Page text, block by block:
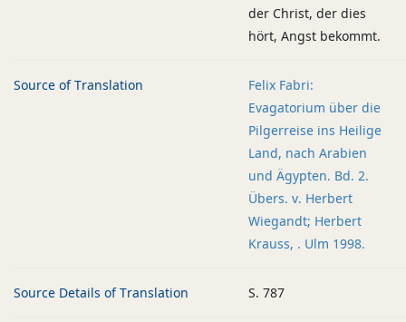
der Christ, der dies
hört, Angst bekommt.
Source of Translation
Felix Fabri:
Evagatorium über die
Pilgerreise ins Heilige
Land, nach Arabien
und Ägypten. Bd. 2.
Übers. v. Herbert
Wiegandt; Herbert
Krauss, . Ulm 1998.
Source Details of Translation S. 787